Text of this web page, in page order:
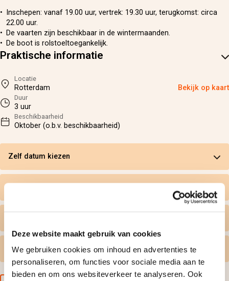
Deze website maakt gebruik van cookies
We gebruiken cookies om inhoud en advertenties te
personaliseren, om functies voor sociale media aan te
bieden en om ons websiteverkeer te analyseren. Ook
Inschepen: vanaf 19.00 uur, vertrek: 19.30 uur, terugkomst: circa
22.00 uur.
De vaarten zijn beschikbaar in de wintermaanden.
De boot is rolstoeltoegankelijk.
Praktische informatie
Locatie
Rotterdam Bekijk op kaart
Duur
3 uur
Beschikbaarheid
Oktober (o.b.v. beschikbaarheid)
Zelf datum kiezen
Gratis omruilen